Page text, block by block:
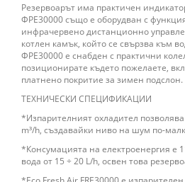
Резервоарът има практичен
ФРЕ30000 също е оборудван с
инфрачервено дистанционно
котлен камък, който се свързва към
ФРЕ30000 е снабден с практични
позиционирате където пожелаете,
платнено покритие за зимен подслон.
ТЕХНИЧЕСКИ СПЕЦИФИКАЦИИ
*Изпарителният охладител
m³/h, създавайки ниво на шум по-
*Консумацията на електроенергия е
вода от 15 ÷ 20 L/h, освен това